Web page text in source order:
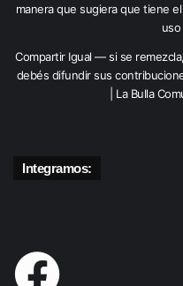
manera que sugiera que tiene
Compartir Igual — si se
debés difundir sus
| La Bulla
Integramos: